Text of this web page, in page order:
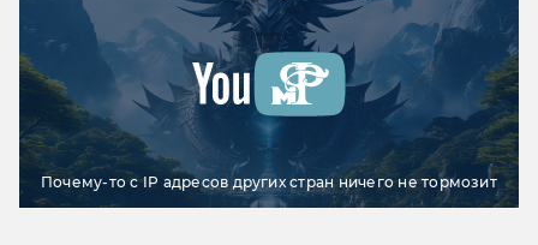
Почему-то с IP адресов других стран ничего не тормозит